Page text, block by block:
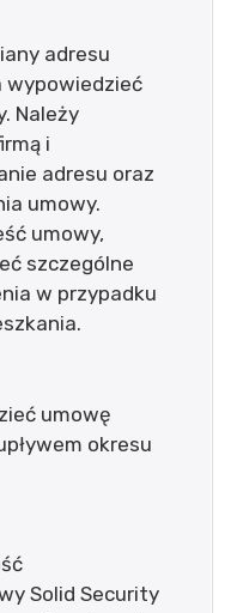
adresu
wypowiedzieć
Należy
i
adresu oraz
umowy.
umowy,
szczególne
w przypadku
umowę
okresu
Solid Security